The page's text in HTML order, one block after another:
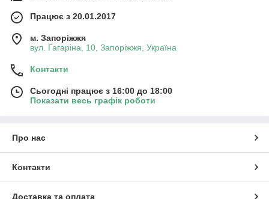
Працює з 20.01.2017
м. Запоріжжя
вул. Гагаріна, 10, Запоріжжя, Україна
Контакти
Сьогодні працює з 16:00 до 18:00
Показати весь графік роботи
Про нас
Контакти
Доставка та оплата